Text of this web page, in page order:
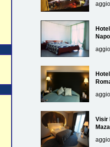
Visir